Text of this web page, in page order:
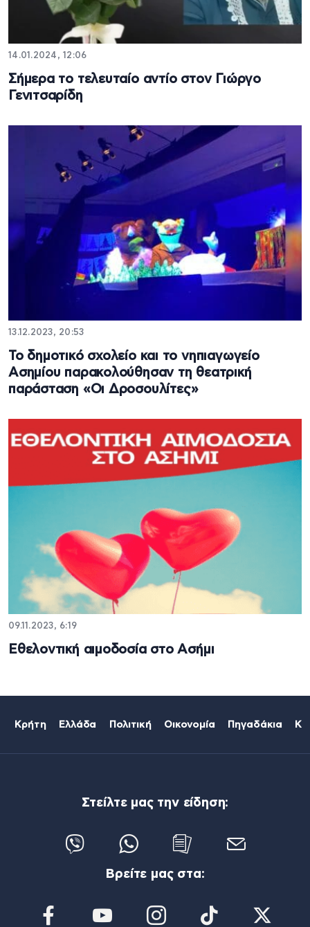
14.01.2024, 12:06
Σήμερα το τελευταίο αντίο στον Γιώργο
Γενιτσαρίδη
13.12.2023, 20:53
Το δημοτικό σχολείο και το νηπιαγωγείο
Ασημίου παρακολούθησαν τη θεατρική
παράσταση «Οι Δροσουλίτες»
09.11.2023, 6:19
Εθελοντική αιμοδοσία στο Ασήμι
Κρήτη Ελλάδα Πολιτική Οικονομία Πηγαδάκια
Στείλτε μας την είδηση:
Βρείτε μας στα: